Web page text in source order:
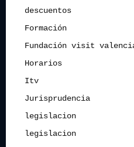
descuentos
Formación
Fundación visit
Horarios
Itv
Jurisprudencia
legislacion
legislacion